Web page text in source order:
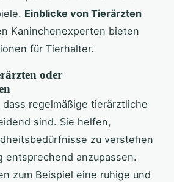
Einblicke von Tierärzten
Kaninchenexperten bieten
für Tierhalter.
oder
dass regelmäßige tierärztliche
sind. Sie helfen,
zu verstehen
entsprechend anzupassen.
zum Beispiel eine ruhige und